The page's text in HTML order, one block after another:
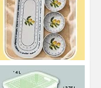
Çizgi Gravürlü Kase
~3 L
Mutfak Ürünleri